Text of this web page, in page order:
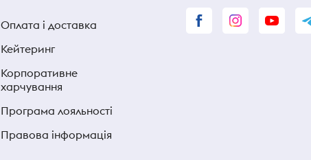
Оплата і доставка
Кейтеринг
Корпоративне
харчування
Програма лояльності
Правова інформація